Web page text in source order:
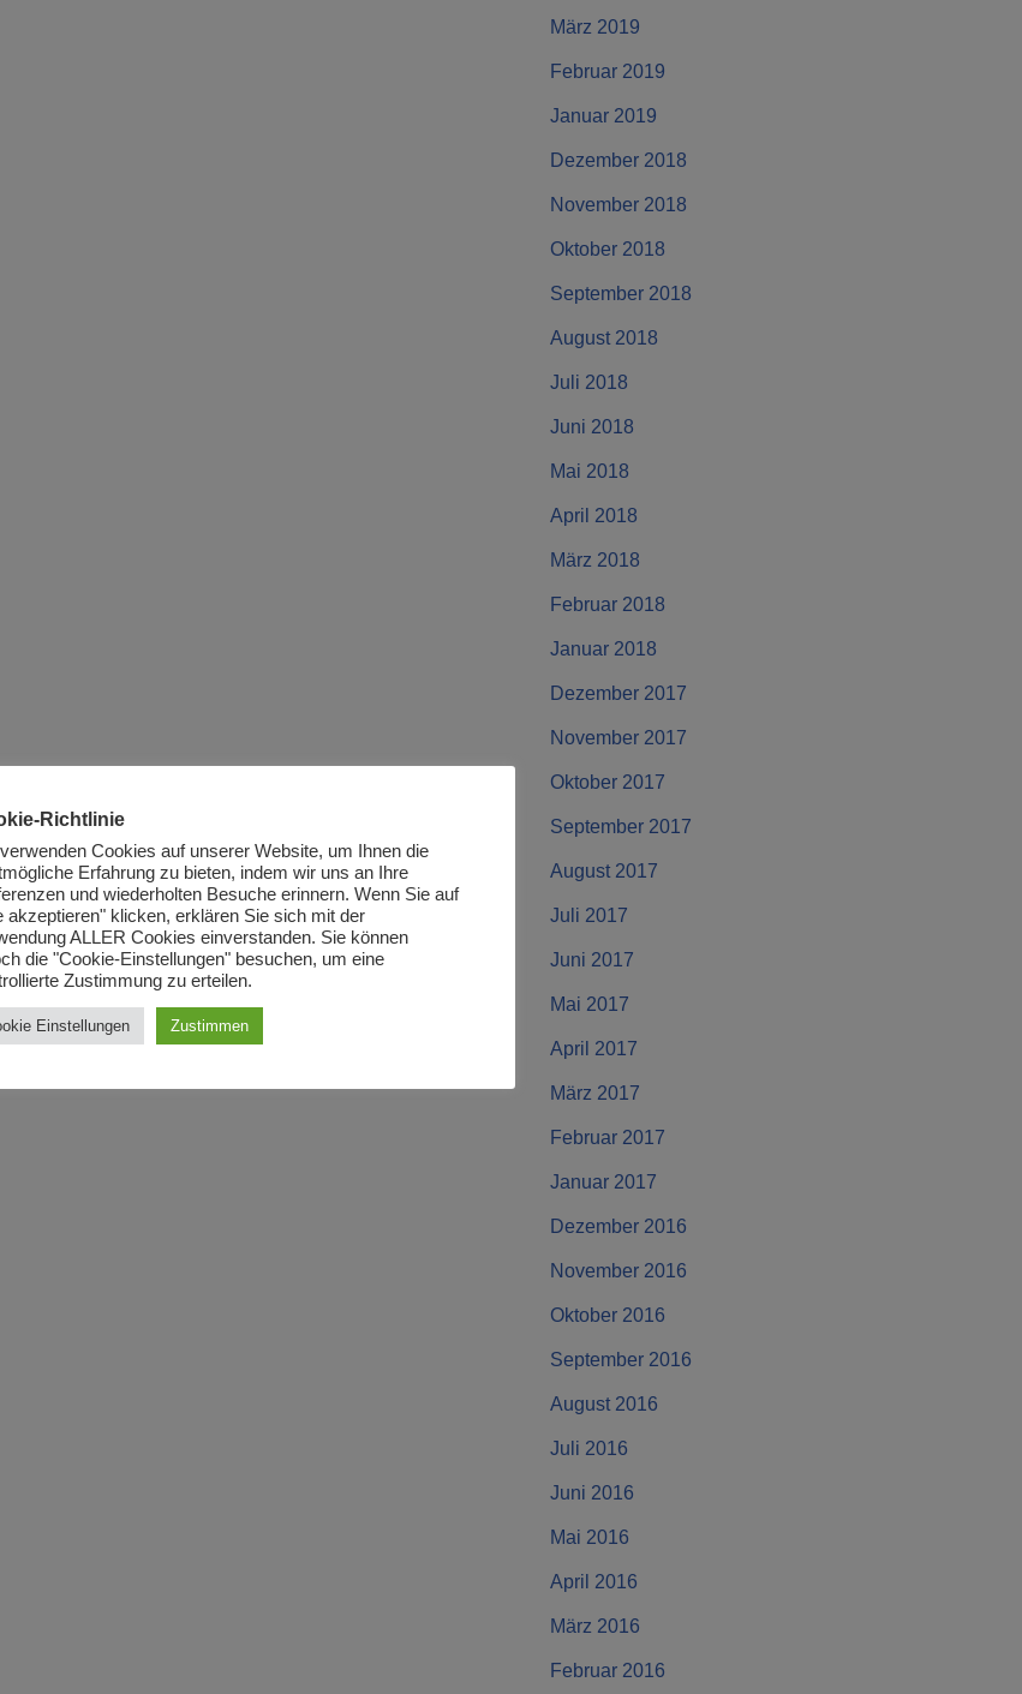
März 2019
Februar 2019
Januar 2019
Dezember 2018
November 2018
Oktober 2018
September 2018
August 2018
Juli 2018
Juni 2018
Mai 2018
April 2018
März 2018
Februar 2018
Januar 2018
Dezember 2017
November 2017
Oktober 2017
September 2017
August 2017
Juli 2017
Juni 2017
Mai 2017
April 2017
März 2017
Februar 2017
Januar 2017
Dezember 2016
November 2016
Oktober 2016
September 2016
August 2016
Juli 2016
Juni 2016
Mai 2016
April 2016
März 2016
Februar 2016
Richtlinie
Cookies auf unserer Website, um Ihnen die
Erfahrung zu bieten, indem wir uns an Ihre
und wiederholten Besuche erinnern. Wenn Sie auf
akzeptieren" klicken, erklären Sie sich mit der
ALLER Cookies einverstanden. Sie können
die "Cookie-Einstellungen" besuchen, um eine
Zustimmung zu erteilen.
Einstellungen Zustimmen